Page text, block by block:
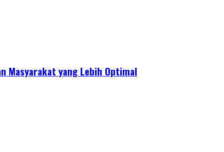
Masyarakat yang Lebih Optimal